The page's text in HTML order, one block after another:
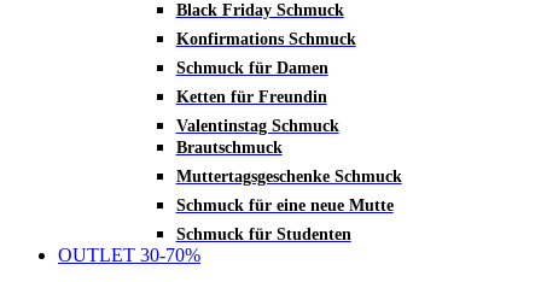
Black Friday Schmuck
Konfirmations Schmuck
Schmuck für Damen
Ketten für Freundin
Valentinstag Schmuck
Brautschmuck
Muttertagsgeschenke Schmuck
Schmuck für eine neue Mutte
Schmuck für Studenten
OUTLET 30-70%